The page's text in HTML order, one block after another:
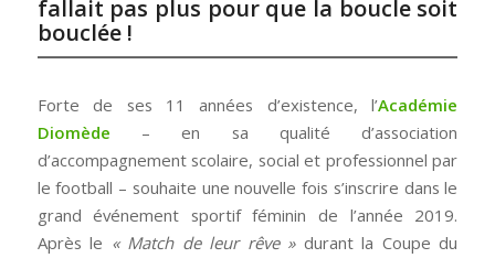
fallait pas plus pour que la boucle soit
bouclée !
Forte de ses 11 années d’existence, l’Académie
Diomède – en sa qualité d’association
d’accompagnement scolaire, social et professionnel par
le football – souhaite une nouvelle fois s’inscrire dans le
grand événement sportif féminin de l’année 2019.
Après le « Match de leur rêve »durant la Coupe du